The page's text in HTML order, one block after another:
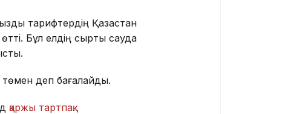
тарифтердің Қазақстан
Бұл елдің сыртқы сауда
төмен деп бағалайды.
қаржы тартпақ.